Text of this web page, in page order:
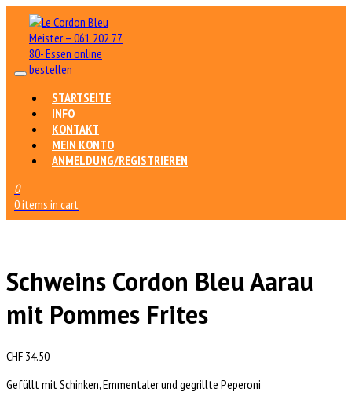
STARTSEITE
INFO
KONTAKT
MEIN KONTO
ANMELDUNG/REGISTRIEREN
0
0 items in cart
Schweins Cordon Bleu Aarau
mit Pommes Frites
CHF 34.50
Gefüllt mit Schinken, Emmentaler und gegrillte Peperoni